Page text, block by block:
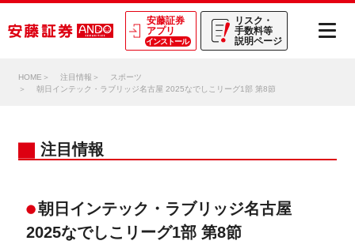
リスク・
手数料等
説明ページ
安藤証券
アプリ
インストール
HOME 注目情報
スポーツ
朝日インテック・ラブリッジ名古屋 2025なでしこリーグ1部 第8節
注目情報
朝日インテック・ラブリッジ名古屋
2025なでしこリーグ1部 第8節